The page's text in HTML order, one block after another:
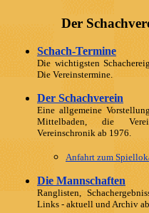
Der
Schach-Termine
Die wichtigsten
Die Vereinstermine.
Der Schachverein
Eine allgemeine
Mittelbaden, die
Vereinschronik ab 1976.
Anfahrt zum
Die Mannschaften
Ranglisten,
Links - aktuell und Archiv ab